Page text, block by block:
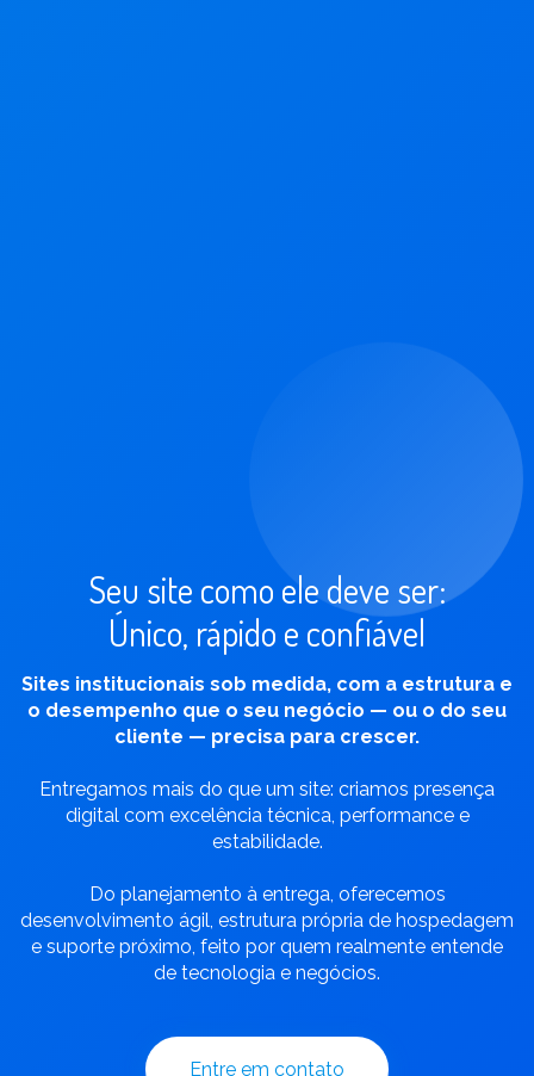
Seu site como ele deve ser:
Único, rápido e confiável
Sites institucionais sob medida, com a estrutura e
o desempenho que o seu negócio — ou o do seu
cliente — precisa para crescer.
Entregamos mais do que um site: criamos presença
digital com excelência técnica, performance e
estabilidade.
Do planejamento à entrega, oferecemos
desenvolvimento ágil, estrutura própria de hospedagem
e suporte próximo, feito por quem realmente entende
de tecnologia e negócios.
Entre em contato